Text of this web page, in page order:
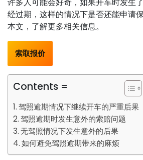
经过期，这样的情况下是否还能申请
本文，了解更多相关信息。
索取报价
Contents =
驾照逾期情况下继续开车的严重后果
驾照逾期时发生意外的索赔问题
无驾照情况下发生意外的后果
如何避免驾照逾期带来的麻烦